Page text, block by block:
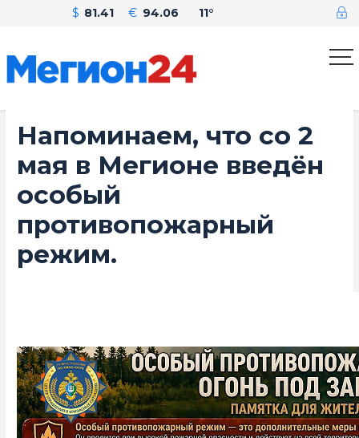
$ 81.41 € 94.06 11°
Напоминаем, что со 2
мая в Мегионе введён
особый
противопожарный
режим.